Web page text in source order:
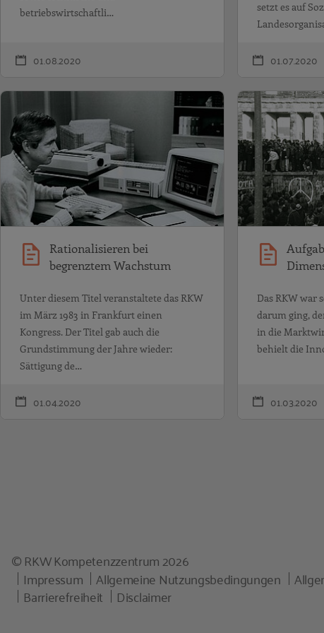
betriebswirtschaftli…
01.08.2020
setzt es auf
01.07.2020
Rationalisieren bei
begrenztem Wachstum
Unter diesem Titel veranstaltete das RKW
im März 1983 in Frankfurt einen
Kongress. Der Titel gab auch die
Grundstimmung der Jahre wieder:
Sättigung de…
01.04.2020
Rationalisieren
Das RKW war
darum ging,
in die
behielt die
01.03.2020
© RKW Kompetenzzentrum 2026
Impressum
Allgemeine Nutzungsbedingungen
Barrierefreiheit Disclaimer